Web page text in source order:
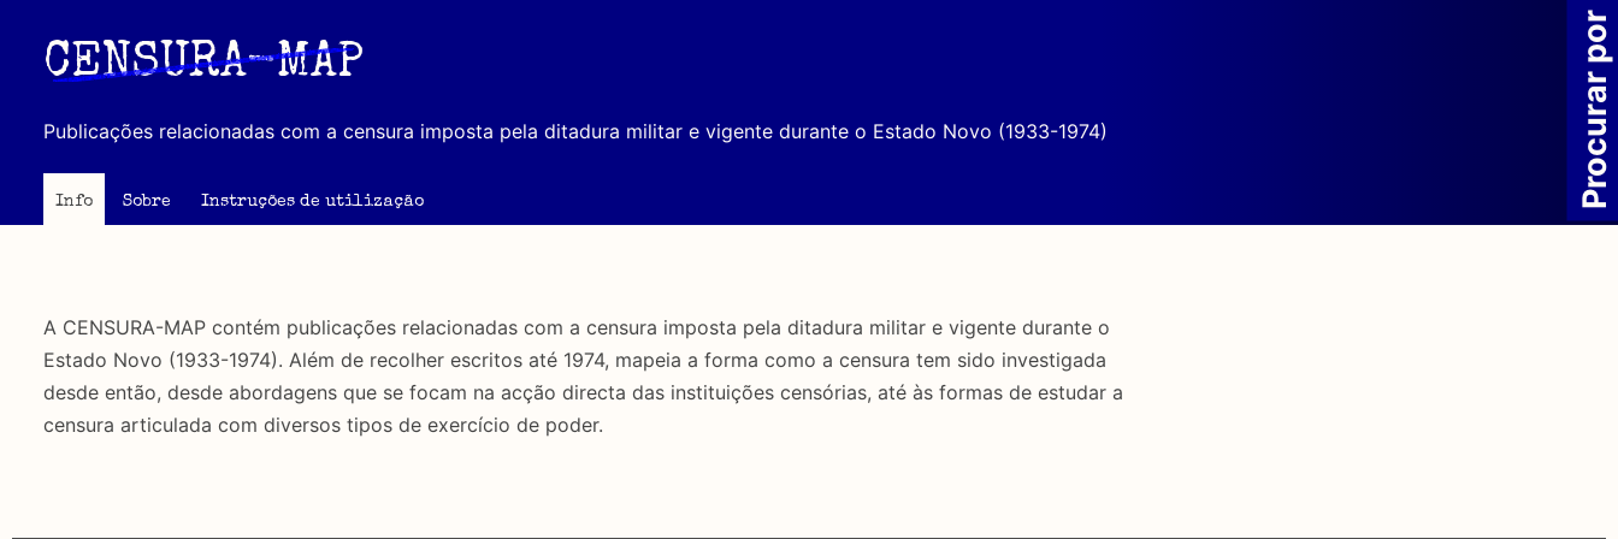
principal
CENSURA-MAP
Publicações relacionadas com a censura imposta pela ditadura militar e vigente durante o Estado Novo (1933-1974)
Info Sobre Instruções de utilização
A CENSURA-MAP contém publicações relacionadas com a censura imposta pela ditadura militar e vigente durante o
Estado Novo (1933-1974). Além de recolher escritos até 1974, mapeia a forma como a censura tem sido investigada
desde então, desde abordagens que se focam na acção directa das instituições censórias, até às formas de estudar a
censura articulada com diversos tipos de exercício de poder.
Procurar por